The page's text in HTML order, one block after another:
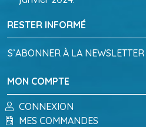
RESTER INFORMÉ
S’ABONNER À LA NEWSLETTER
MON COMPTE
CONNEXION
MES COMMANDES